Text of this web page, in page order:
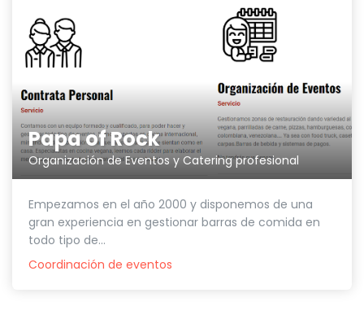
Papa of Rock
Organización de Eventos y Catering profesional
Empezamos en el año 2000 y disponemos de una
gran experiencia en gestionar barras de comida en
todo tipo de...
Coordinación de eventos